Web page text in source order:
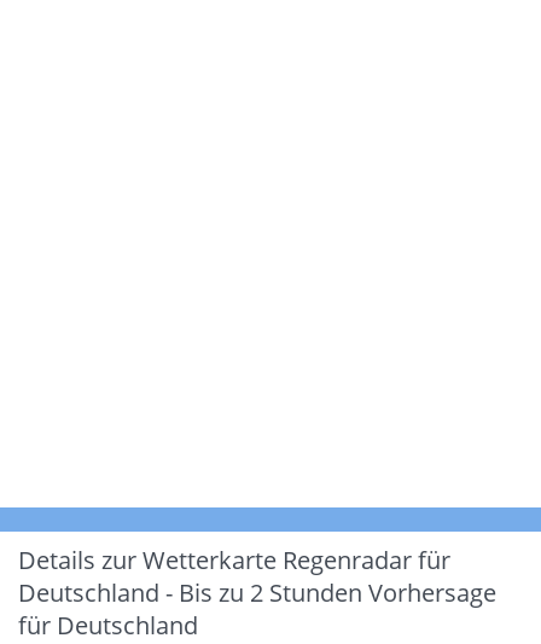
Details zur Wetterkarte Regenradar für
Deutschland - Bis zu 2 Stunden Vorhersage
für Deutschland